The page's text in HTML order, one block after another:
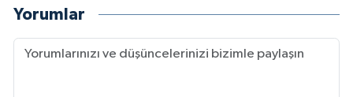
Yorumlar